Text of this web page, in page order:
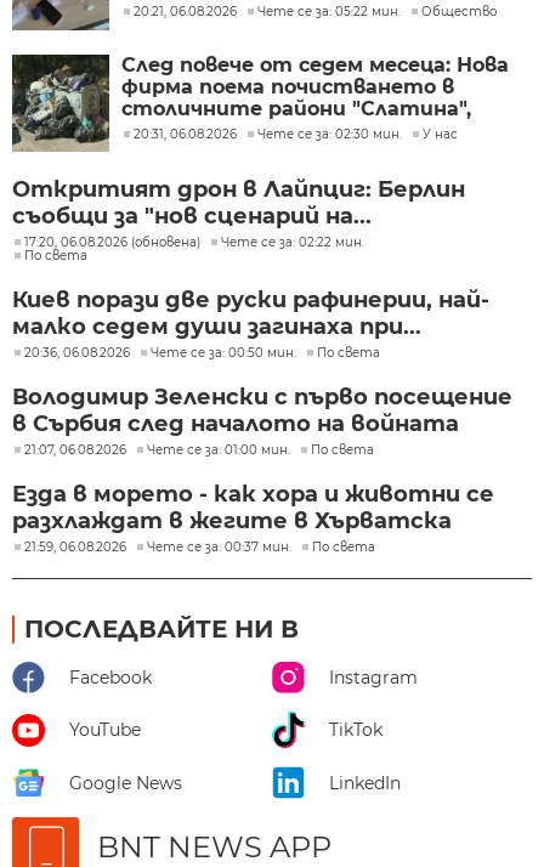
20:21, 06.08.2026 Чете се за: 05:22 мин. Общество
След повече от седем месеца: Нова
фирма поема почистването в
столичните райони "Слатина",
"Подуяне" и "Изгрев"
20:31, 06.08.2026 Чете се за: 02:30 мин. У нас
Откритият дрон в Лайпциг: Берлин
съобщи за "нов сценарий на...
17:20, 06.08.2026 (обновена)
Чете се за: 02:22 мин.
По света
Киев порази две руски рафинерии, най-
малко седем души загинаха при...
20:36, 06.08.2026 Чете се за: 00:50 мин. По света
Володимир Зеленски с първо посещение
в Сърбия след началото на войната
21:07, 06.08.2026 Чете се за: 01:00 мин. По света
Езда в морето - как хора и животни се
разхлаждат в жегите в Хърватска
21:59, 06.08.2026 Чете се за: 00:37 мин. По света
ПОСЛЕДВАЙТЕ НИ В
Facebook Instagram
YouTube TikTok
Google News LinkedIn
BNT NEWS APP